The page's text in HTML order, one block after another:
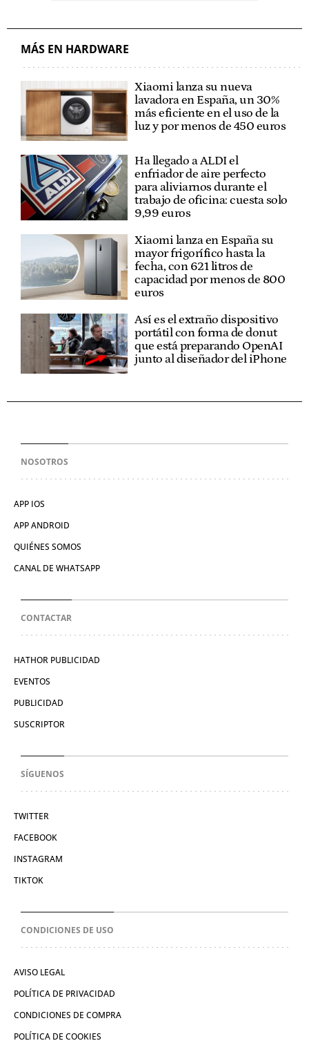
MÁS EN HARDWARE
Xiaomi lanza su nueva
lavadora en España, un 30%
más eficiente en el uso de la
luz y por menos de 450 euros
Ha llegado a ALDI el
enfriador de aire perfecto
para aliviarnos durante el
trabajo de oficina: cuesta solo
9,99 euros
Xiaomi lanza en España su
mayor frigorífico hasta la
fecha, con 621 litros de
capacidad por menos de 800
euros
Así es el extraño dispositivo
portátil con forma de donut
que está preparando OpenAI
junto al diseñador del iPhone
NOSOTROS
APP IOS
APP ANDROID
QUIÉNES SOMOS
CANAL DE WHATSAPP
CONTACTAR
HATHOR PUBLICIDAD
EVENTOS
PUBLICIDAD
SUSCRIPTOR
SÍGUENOS
TWITTER
FACEBOOK
INSTAGRAM
TIKTOK
CONDICIONES DE USO
AVISO LEGAL
POLÍTICA DE PRIVACIDAD
CONDICIONES DE COMPRA
POLÍTICA DE COOKIES